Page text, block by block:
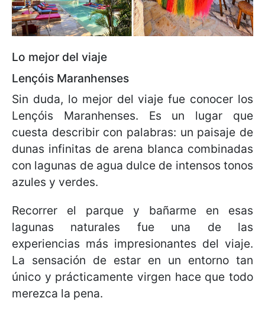
Lo mejor del viaje
Lençóis Maranhenses
Sin duda, lo mejor del viaje fue conocer los
Lençóis Maranhenses. Es un lugar que
cuesta describir con palabras: un paisaje de
dunas infinitas de arena blanca combinadas
con lagunas de agua dulce de intensos tonos
azules y verdes.
Recorrer el parque y bañarme en esas
lagunas naturales fue una de las
experiencias más impresionantes del viaje.
La sensación de estar en un entorno tan
único y prácticamente virgen hace que todo
merezca la pena.